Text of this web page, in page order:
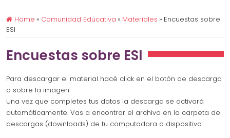
Home » Comunidad Educativa » Materiales » Encuestas sobre
ESI
Encuestas sobre ESI
Para descargar el material hacé click en el botón de descarga
o sobre la imagen.
Una vez que completes tus datos la descarga se activará
automáticamente. Vas a encontrar el archivo en la carpeta de
descargas (downloads) de tu computadora o dispositivo.